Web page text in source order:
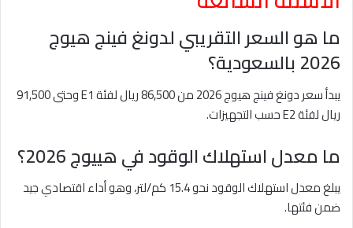
ما هو السعر التقريبي لدونغ فينج هيوج
2026 بالسعودية؟
يبدأ سعر دونغ فينج هيوج 2026 من 86,500 ريال لفئة E1 وحتى 91,500
ريال لفئة E2 حسب التجهيزات.
ما معدل استهلاك الوقود في هييوج 2026؟
يبلغ معدل استهلاك الوقود نحو 15.4 كم/لتر، وهو أداء اقتصادي جيد
ضمن فئتها.